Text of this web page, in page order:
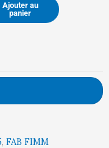
Ajouter au
panier
, FAB FIMM